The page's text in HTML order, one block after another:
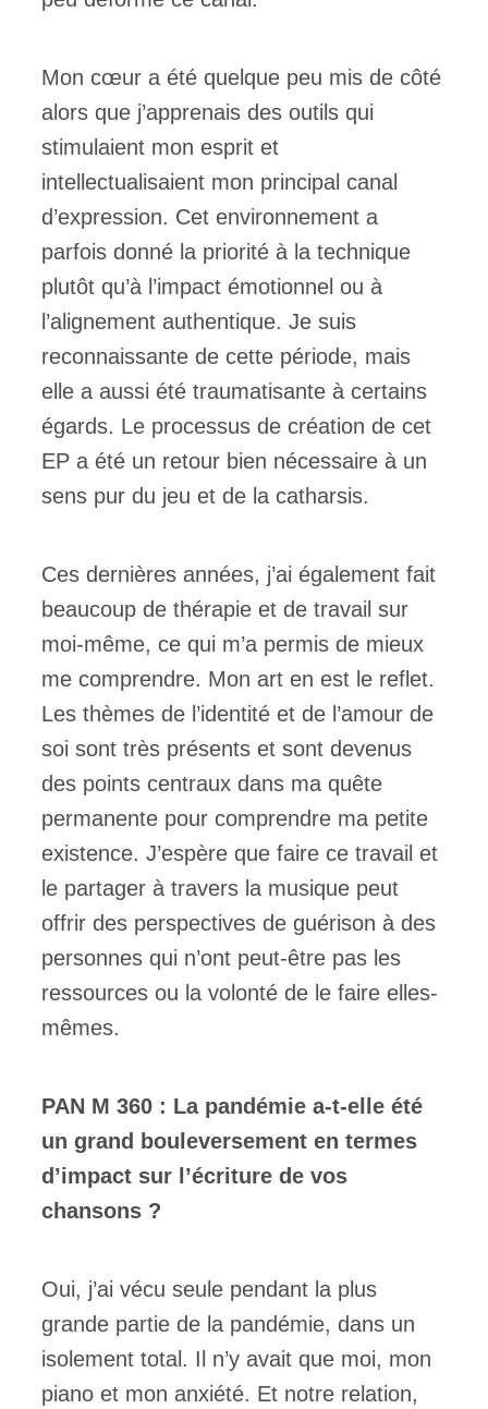
Mon cœur a été quelque peu mis de côté
alors que j’apprenais des outils qui
stimulaient mon esprit et
intellectualisaient mon principal canal
d’expression. Cet environnement a
parfois donné la priorité à la technique
plutôt qu’à l’impact émotionnel ou à
l’alignement authentique. Je suis
reconnaissante de cette période, mais
elle a aussi été traumatisante à certains
égards. Le processus de création de cet
EP a été un retour bien nécessaire à un
sens pur du jeu et de la catharsis.
Ces dernières années, j’ai également fait
beaucoup de thérapie et de travail sur
moi-même, ce qui m’a permis de mieux
me comprendre. Mon art en est le reflet.
Les thèmes de l’identité et de l’amour de
soi sont très présents et sont devenus
des points centraux dans ma quête
permanente pour comprendre ma petite
existence. J’espère que faire ce travail et
le partager à travers la musique peut
offrir des perspectives de guérison à des
personnes qui n’ont peut-être pas les
ressources ou la volonté de le faire elles-
mêmes.
PAN M 360 : La pandémie a-t-elle été
un grand bouleversement en termes
d’impact sur l’écriture de vos
chansons ?
Oui, j’ai vécu seule pendant la plus
grande partie de la pandémie, dans un
isolement total. Il n’y avait que moi, mon
piano et mon anxiété. Et notre relation,